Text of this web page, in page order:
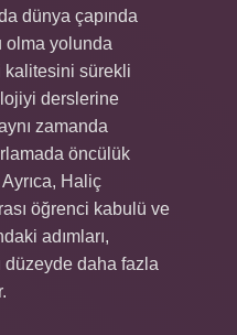
dünya çapında
olma yolunda
kalitesini sürekli
derslerine
zamanda
öncülük
Haliç
öğrenci kabulü ve
adımları,
düzeyde daha fazla